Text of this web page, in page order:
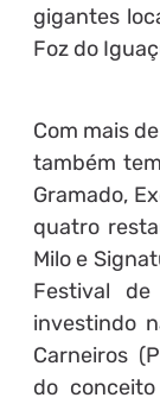
gigantes
Foz do
Com mais
também
Gramado,
quatro
Milo e
Festival
investindo
Carneiros
do